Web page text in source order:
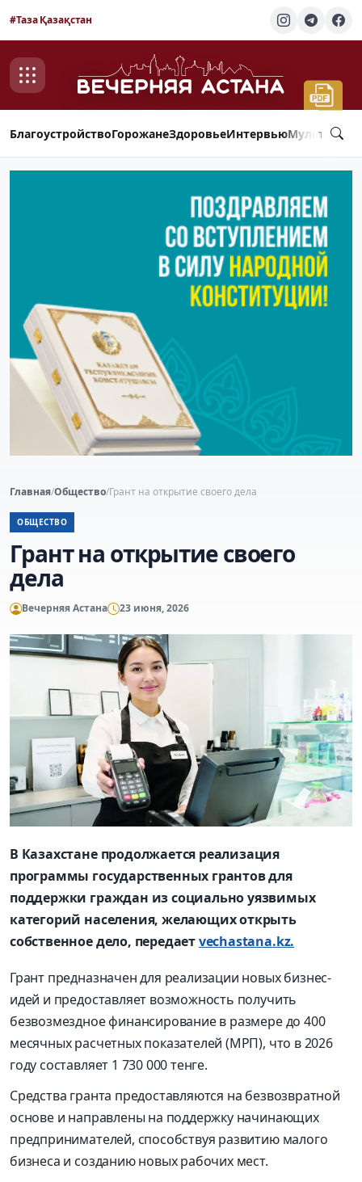
#Таза Қазақстан
БлагоустройствоГорожанеЗдоровьеИнтервью
Главная/Общество/Грант на открытие своего дела
ОБЩЕСТВО
Грант на открытие своего
дела
Вечерняя Астана 23 июня, 2026
В Казахстане продолжается реализация
программы государственных грантов для
поддержки граждан из социально уязвимых
категорий населения, желающих открыть
собственное дело, передаетvechastana.kz.
Грант предназначен для реализации новых бизнес-
идей и предоставляет возможность получить
безвозмездное финансирование в размере до 400
месячных расчетных показателей (МРП), что в 2026
году составляет 1 730 000 тенге.
Средства гранта предоставляются на безвозвратной
основе и направлены на поддержку начинающих
предпринимателей, способствуя развитию малого
бизнеса и созданию новых рабочих мест.